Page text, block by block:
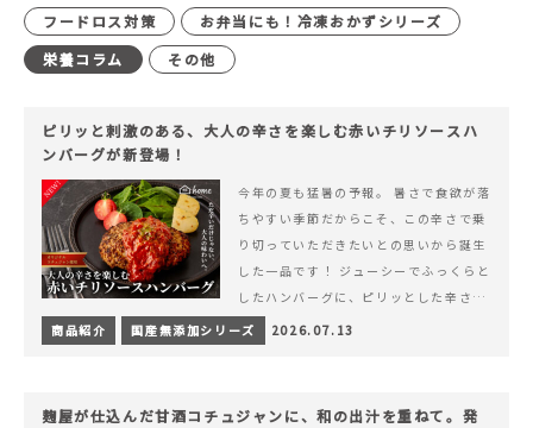
フードロス対策
お弁当にも！冷凍おかずシリーズ
栄養コラム
その他
ピリッと刺激のある、大人の辛さを楽しむ赤いチリソースハ
ンバーグが新登場！
今年の夏も猛暑の予報。 暑さで食欲が落
ちやすい季節だからこそ、この辛さで乗
り切っていただきたいとの思いから誕生
した一品です！ ジューシーでふっくらと
したハンバーグに、ピリッとした辛さと
コク深い旨みが楽しめる特製チリソース
&hellip; 続きを読む ピリッと刺激のあ
商品紹介 国産無添加シリーズ 2026.07.13
麹屋が仕込んだ甘酒コチュジャンに、和の出汁を重ねて。発